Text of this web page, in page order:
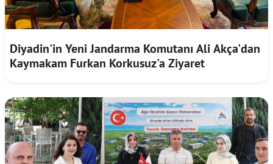
Diyadin'in Yeni Jandarma Komutanı Ali Akça'dan
Kaymakam Furkan Korkusuz'a Ziyaret